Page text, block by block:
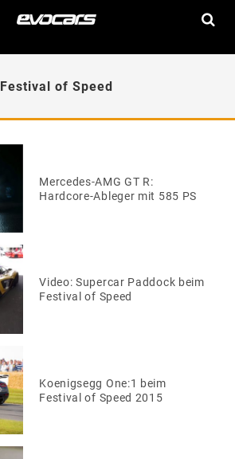
Festival of Speed
Mercedes-AMG GT R:
Hardcore-Ableger mit 585 PS
Video: Supercar Paddock beim
Festival of Speed
Koenigsegg One:1 beim
Festival of Speed 2015